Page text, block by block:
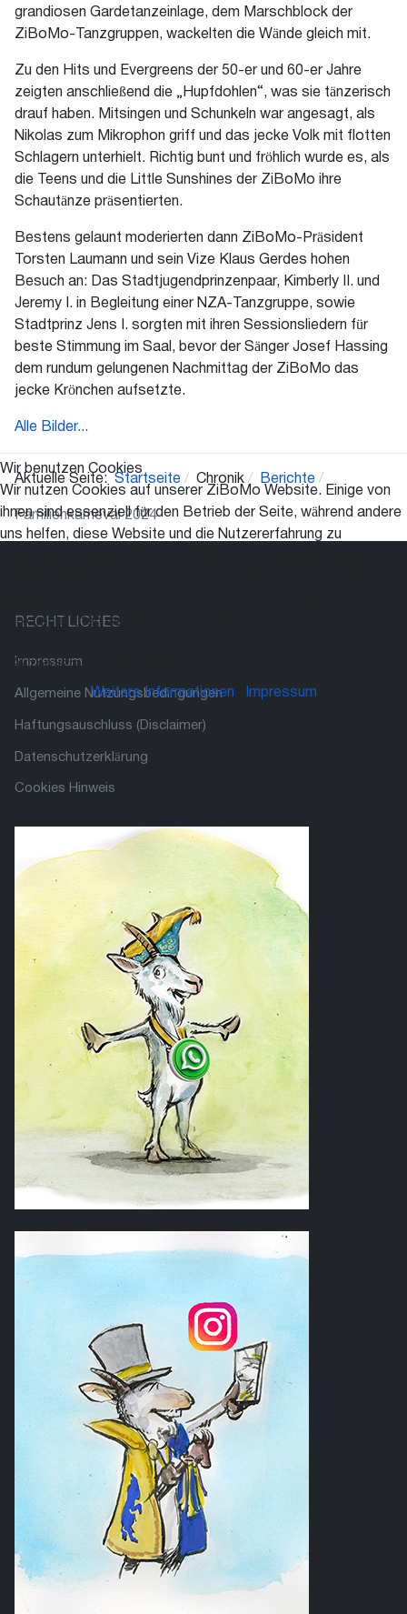
grandiosen Gardetanzeinlage, dem Marschblock der
ZiBoMo-Tanzgruppen, wackelten die Wände gleich mit.
Zu den Hits und Evergreens der 50-er und 60-er Jahre
zeigten anschließend die „Hupfdohlen“, was sie tänzerisch
drauf haben. Mitsingen und Schunkeln war angesagt, als
Nikolas zum Mikrophon griff und das jecke Volk mit flotten
Schlagern unterhielt. Richtig bunt und fröhlich wurde es, als
die Teens und die Little Sunshines der ZiBoMo ihre
Schautänze präsentierten.
Bestens gelaunt moderierten dann ZiBoMo-Präsident
Torsten Laumann und sein Vize Klaus Gerdes hohen
Besuch an: Das Stadtjugendprinzenpaar, Kimberly II. und
Jeremy I. in Begleitung einer NZA-Tanzgruppe, sowie
Stadtprinz Jens I. sorgten mit ihren Sessionsliedern für
beste Stimmung im Saal, bevor der Sänger Josef Hassing
dem rundum gelungenen Nachmittag der ZiBoMo das
jecke Krönchen aufsetzte.
Alle Bilder...
Aktuelle Seite: Startseite Chronik Berichte
Familienkarneval 2024
RECHTLICHES
Impressum
Allgemeine Nutzungsbedingungen
Haftungsauschluss (Disclaimer)
Datenschutzerklärung
Cookies Hinweis
Wir benutzen Cookies
Wir nutzen Cookies auf unserer ZiBoMo Website. Einige von
ihnen sind essenziell für den Betrieb der Seite, während andere
uns helfen, diese Website und die Nutzererfahrung zu
Funktionalitäten der Seite zur Verfügung stehen.
Akzeptieren
Weitere Informationen Impressum